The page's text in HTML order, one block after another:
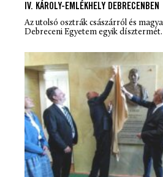
IV. KÁROLY-EMLÉKHELY DEBRECENBEN
Az utolsó osztrák császárról és
Debreceni Egyetem egyik dísztermét.